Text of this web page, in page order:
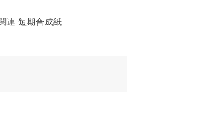
短期合成紙